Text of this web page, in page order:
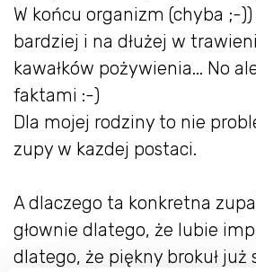
W końcu organizm (chyba ;-
bardziej i na dłużej w
kawałków pożywienia... No
faktami :-)
Dla mojej rodziny to nie
zupy w kazdej postaci.
A dlaczego ta konkretna
głownie dlatego, że lubie
dlatego, że piękny brokuł już